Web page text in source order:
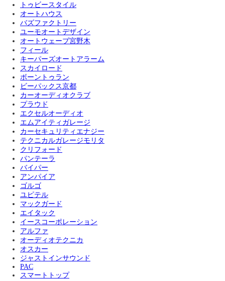
トゥビースタイル
オートハウス
バズファクトリー
ユーモオートデザイン
オートウェーブ宮野木
フィール
キーパーズオートアラーム
スカイロード
ボーントゥラン
ビーパックス京都
カーオーディオクラブ
プラウド
エクセルオーディオ
エムアイティガレージ
カーセキュリティエナジー
テクニカルガレージモリタ
クリフォード
パンテーラ
バイパー
アンパイア
ゴルゴ
ユピテル
マックガード
エイタック
イースコーポレーション
アルファ
オーディオテクニカ
オスカー
ジャストインサウンド
PAC
スマートトップ